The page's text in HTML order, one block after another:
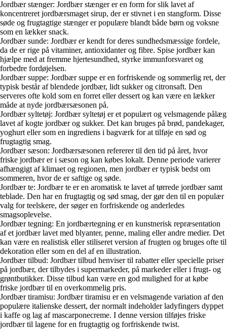
Jordbær stænger: Jordbær stænger er en form for slik lavet af
koncentreret jordbærsmaget sirup, der er stivnet i en stangform. Disse
søde og frugtagtige stænger er populære blandt både børn og voksne
som en lækker snack.
Jordbær sunde: Jordbær er kendt for deres sundhedsmæssige fordele,
da de er rige på vitaminer, antioxidanter og fibre. Spise jordbær kan
hjælpe med at fremme hjertesundhed, styrke immunforsvaret og
forbedre fordøjelsen.
Jordbær suppe: Jordbær suppe er en forfriskende og sommerlig ret, der
typisk består af blendede jordbær, lidt sukker og citronsaft. Den
serveres ofte kold som en forret eller dessert og kan være en lækker
måde at nyde jordbærsæsonen på.
Jordbær syltetøj: Jordbær syltetøj er et populært og velsmagende pålæg
lavet af kogte jordbær og sukker. Det kan bruges på brød, pandekager,
yoghurt eller som en ingrediens i bagværk for at tilføje en sød og
frugtagtig smag.
Jordbær sæson: Jordbærsæsonen refererer til den tid på året, hvor
friske jordbær er i sæson og kan købes lokalt. Denne periode varierer
afhængigt af klimaet og regionen, men jordbær er typisk bedst om
sommeren, hvor de er saftige og søde.
Jordbær te: Jordbær te er en aromatisk te lavet af tørrede jordbær samt
teblade. Den har en frugtagtig og sød smag, der gør den til en populær
valg for teelskere, der søger en forfriskende og anderledes
smagsoplevelse.
Jordbær tegning: En jordbærtegning er en kunstnerisk repræsentation
af et jordbær lavet med blyanter, penne, maling eller andre medier. Det
kan være en realistisk eller stiliseret version af frugten og bruges ofte til
dekoration eller som en del af en illustration.
Jordbær tilbud: Jordbær tilbud henviser til rabatter eller specielle priser
på jordbær, der tilbydes i supermarkeder, på markeder eller i frugt- og
grøntbutikker. Disse tilbud kan være en god mulighed for at købe
friske jordbær til en overkommelig pris.
Jordbær tiramisu: Jordbær tiramisu er en velsmagende variation af den
populære italienske dessert, der normalt indeholder ladyfingers dyppet
i kaffe og lag af mascarponecreme. I denne version tilføjes friske
jordbær til lagene for en frugtagtig og forfriskende twist.